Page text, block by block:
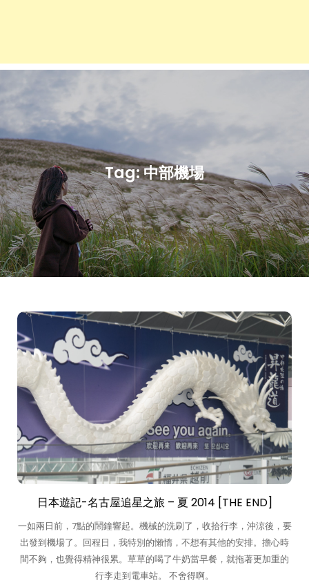
Tag:中部機場
日本遊記-名古屋追星之旅 – 夏 2014 [THE END]
一如兩日前，7點的鬧鐘響起。機械的洗刷了，收拾行李，沖涼後，要
出發到機場了。回程日，我特別的懶惰，不想有其他的安排。擔心時
間不夠，也覺得精神很累。草草的喝了牛奶當早餐，就拖著更加重的
行李走到電車站。 不舍得啊。